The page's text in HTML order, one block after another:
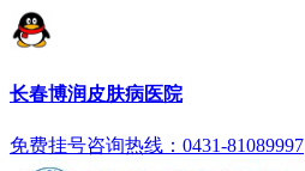
长春博润皮肤病医院
免费挂号咨询热线：0431-81089997